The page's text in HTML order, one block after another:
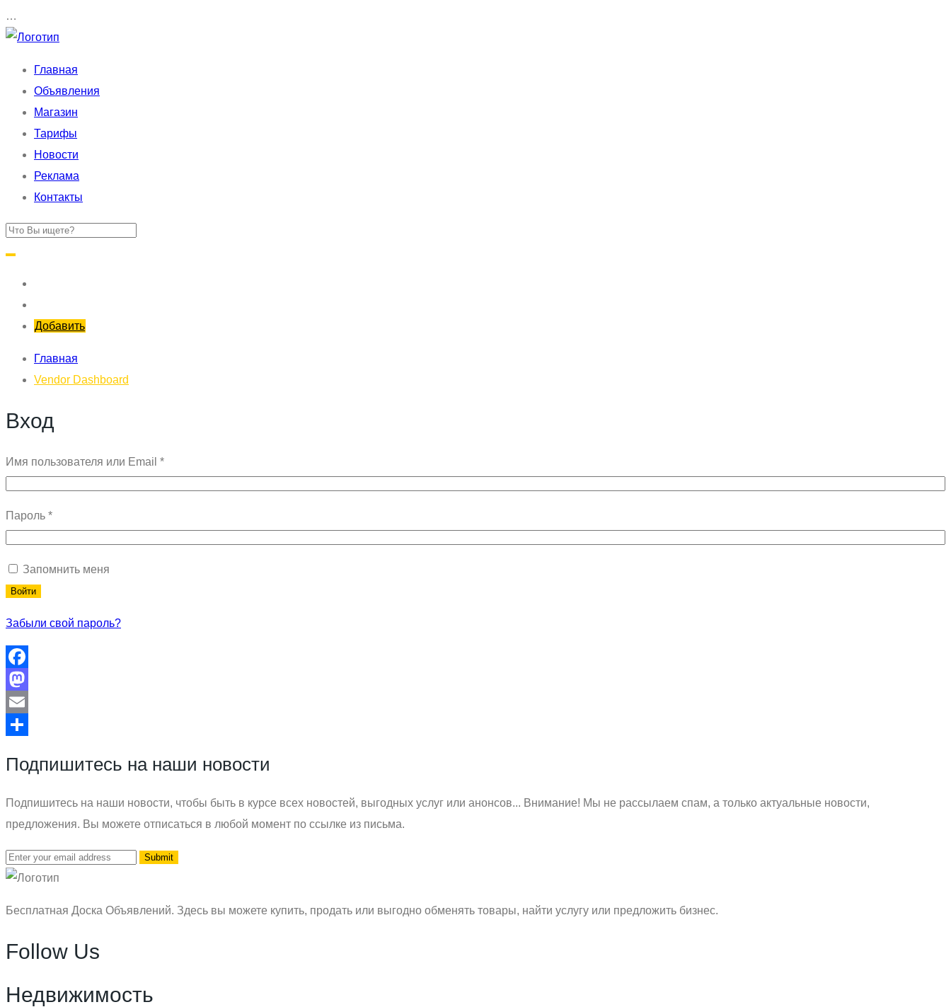
…
Главная
Объявления
Магазин
Тарифы
Новости
Реклама
Контакты
Добавить
Главная
Vendor Dashboard
Вход
Имя пользователя или Email *Обязательно
Пароль *Обязательно
Запомнить меня
Войти
Забыли свой пароль?
Facebook
Mastodon
Email
Подпишитесь на наши новости
Подпишитесь на наши новости, чтобы быть в курсе всех новостей, выгодных услуг или анонсов... Внимание! Мы не рассылаем спам, а только актуальные новости,
предложения. Вы можете отписаться в любой момент по ссылке из письма.
Бесплатная Доска Объявлений. Здесь вы можете купить, продать или выгодно обменять товары, найти услугу или предложить бизнес.
Follow Us
Недвижимость